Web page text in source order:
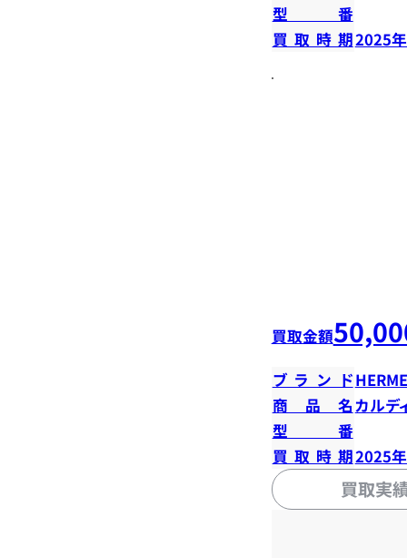
型番
買取時期2025
買取金額
ブランド
商品名 カルデ
型番
買取時期2025
買取実